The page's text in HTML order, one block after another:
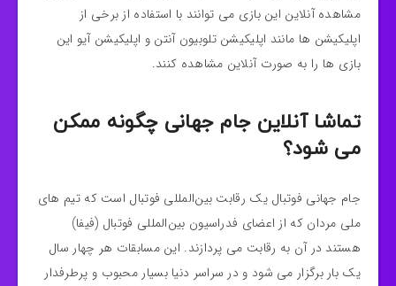
مشاهده آنلاین این بازی می‌ توانند با استفاده از برخی از
اپلیکیشن ها مانند اپلیکیشن تلوبیون آنتن و اپلیکیشن آیو این
بازی‌ ها را به صورت آنلاین مشاهده کنند.
تماشا آنلاین جام جهانی چگونه ممکن
می شود؟
جام جهانی فوتبال یک رقابت بین‌المللی فوتبال است که تیم‌ های
ملی مردان که از اعضای فدراسیون بین‌المللی فوتبال (فیفا)
هستند در آن به رقابت می‌ پردازند. این مسابقات هر چهار سال
یک بار برگزار می‌ شود و در سراسر دنیا بسیار محبوب و پرطرفدار